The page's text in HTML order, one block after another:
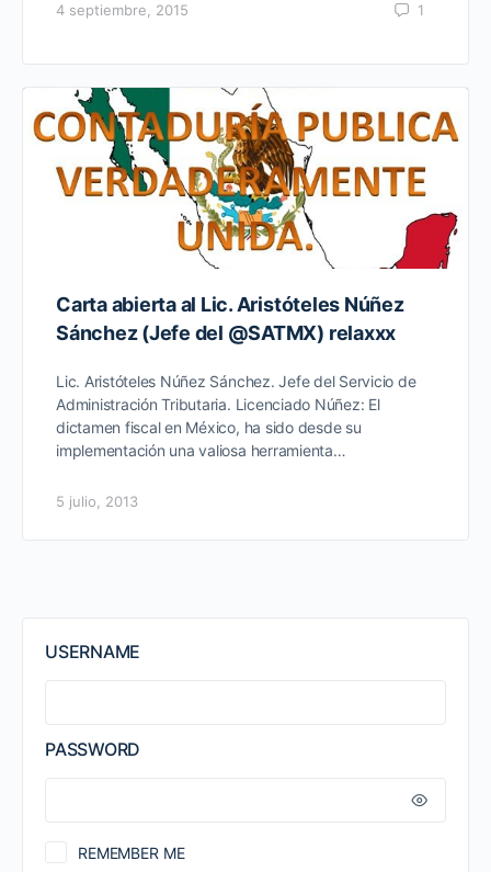
4 septiembre, 2015 1
Carta abierta al Lic. Aristóteles Núñez
Sánchez (Jefe del @SATMX) relaxxx
Lic. Aristóteles Núñez Sánchez. Jefe del Servicio de
Administración Tributaria. Licenciado Núñez: El
dictamen fiscal en México, ha sido desde su
implementación una valiosa herramienta…
5 julio, 2013
USERNAME
PASSWORD
REMEMBER ME